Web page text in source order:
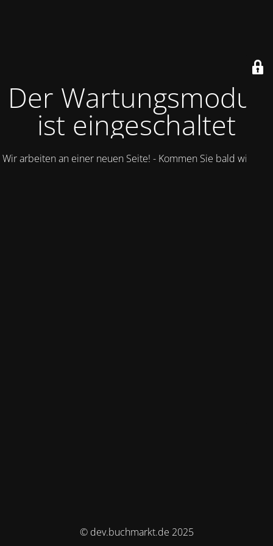
Der Wartungsmodus
ist eingeschaltet
Wir arbeiten an einer neuen Seite! - Kommen Sie bald wieder.
© dev.buchmarkt.de 2025